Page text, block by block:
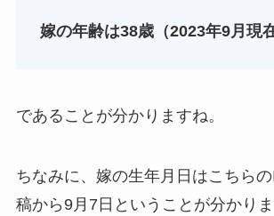
嫁の年齢は38歳（2023年9月現在
であることが分かりますね。
ちなみに、嫁の生年月日はこちら
稿から9月7日ということが分かりま